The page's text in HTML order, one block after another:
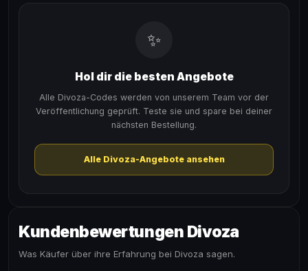
✨
Hol dir die besten Angebote
Alle Divoza-Codes werden von unserem Team vor der
Veröffentlichung geprüft. Teste sie und spare bei deiner
nächsten Bestellung.
Alle Divoza-Angebote ansehen
Kundenbewertungen Divoza
Was Käufer über ihre Erfahrung bei Divoza sagen.